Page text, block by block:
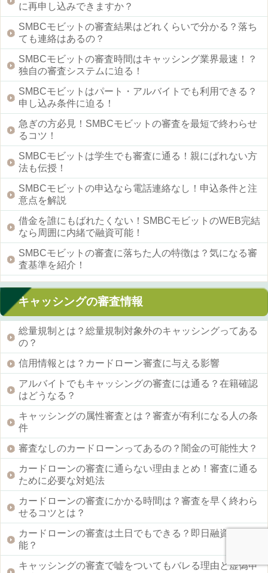
に再申し込みできますか？
SMBCモビットの審査結果はどれくらいで分かる？落ち
ても連絡はあるの？
SMBCモビットの審査時間はキャッシング業界最速！？
独自の審査システムに迫る！
SMBCモビットはパート・アルバイトでも利用できる？
申し込み条件に迫る！
急ぎの方必見！SMBCモビットの審査を最短で終わらせ
るコツ！
SMBCモビットは学生でも審査に通る！親にばれない方
法も伝授！
SMBCモビットの申込なら電話連絡なし！申込条件と注
意点を解説
借金を誰にもばれたくない！SMBCモビットのWEB完結
なら周囲に内緒で融資可能！
SMBCモビットの審査に落ちた人の特徴は？気になる審
査基準を紹介！
キャッシングの審査情報
総量規制とは？総量規制対象外のキャッシングってある
の？
信用情報とは？カードローン審査に与える影響
アルバイトでもキャッシングの審査には通る？在籍確認
はどうなる？
キャッシングの属性審査とは？審査が有利になる人の条
件
審査なしのカードローンってあるの？闇金の可能性大？
カードローンの審査に通らない理由まとめ！審査に通る
ために必要な対処法
カードローンの審査にかかる時間は？審査を早く終わら
せるコツとは？
カードローンの審査は土日でもできる？即日融資は可
能？
キャッシングの審査で嘘をついてもバレる理由と虚偽申